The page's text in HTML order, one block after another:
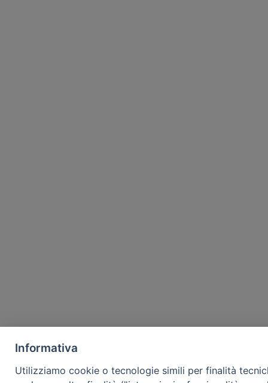
Informativa
Utilizziamo cookie o tecnologie simili per finalità